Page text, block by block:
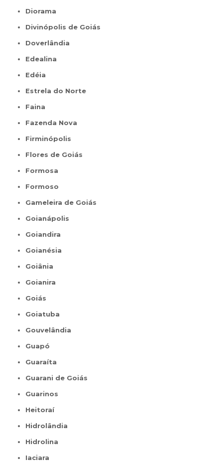
Diorama
Divinópolis de Goiás
Doverlândia
Edealina
Edéia
Estrela do Norte
Faina
Fazenda Nova
Firminópolis
Flores de Goiás
Formosa
Formoso
Gameleira de Goiás
Goianápolis
Goiandira
Goianésia
Goiânia
Goianira
Goiás
Goiatuba
Gouvelândia
Guapó
Guaraíta
Guarani de Goiás
Guarinos
Heitoraí
Hidrolândia
Hidrolina
Iaciara